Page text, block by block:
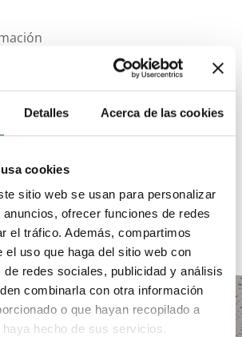
Detalles Acerca de las cookies
cookies
sitio web se usan para personalizar
ofrecer funciones de redes
el tráfico. Además, compartimos
el uso que haga del sitio web con
de redes sociales, publicidad y análisis
combinarla con otra información
o que hayan recopilado a
hecho de sus servicios.
artículoDESCARGA
SIGUIENTE